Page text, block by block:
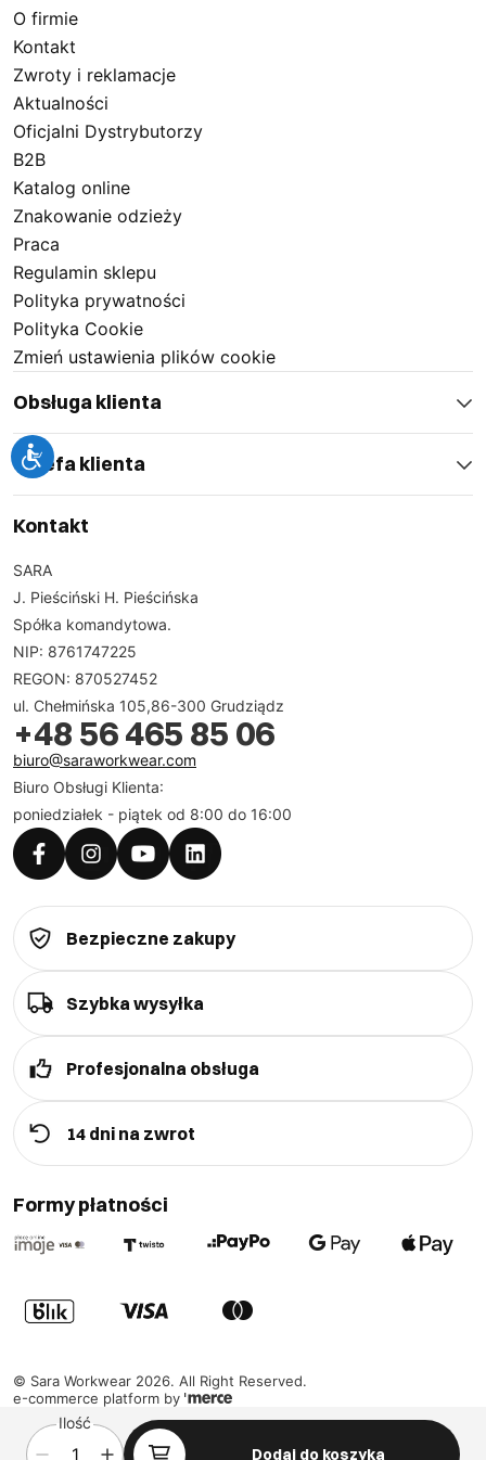
Ilość
Dodaj do koszyka
O firmie
Kontakt
Zwroty i reklamacje
Aktualności
Oficjalni Dystrybutorzy
B2B
Katalog online
Znakowanie odzieży
Praca
Regulamin sklepu
Polityka prywatności
Polityka Cookie
Zmień ustawienia plików cookie
Obsługa klienta
Strefa klienta
Kontakt
SARA
J. Pieściński H. Pieścińska
Spółka komandytowa.
NIP: 8761747225
REGON: 870527452
ul. Chełmińska 105,86-300 Grudziądz
+48 56 465 85 06
biuro@saraworkwear.com
Biuro Obsługi Klienta:
poniedziałek - piątek od 8:00 do 16:00
Bezpieczne zakupy
Szybka wysyłka
Profesjonalna obsługa
14 dni na zwrot
Formy płatności
© Sara Workwear 2026. All Right Reserved.
e-commerce platform by